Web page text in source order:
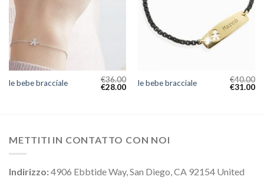
le bebe bracciale €36.00
€28.00 le bebe bracciale €40.00
€31.00
METTITI IN CONTATTO CON NOI
Indirizzo:4906 Ebbtide Way, San Diego, CA 92154 United